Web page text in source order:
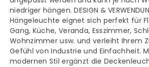
niedriger hängen. DESIGN &
Hängeleuchte eignet sich perfekt für
Gang, Küche, Veranda, Esszimmer,
Wohnzimmer usw. und verleiht Ihrem
Gefühl von Industrie und Einfachheit.
modernen Stil ergänzt die